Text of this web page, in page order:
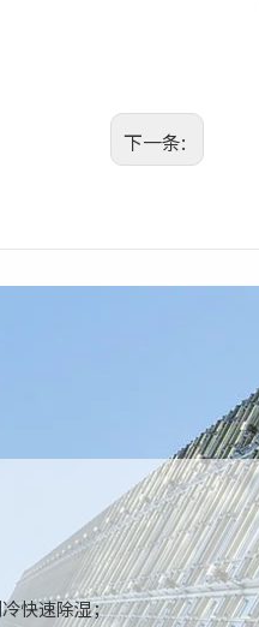
下一条:
快速除湿；